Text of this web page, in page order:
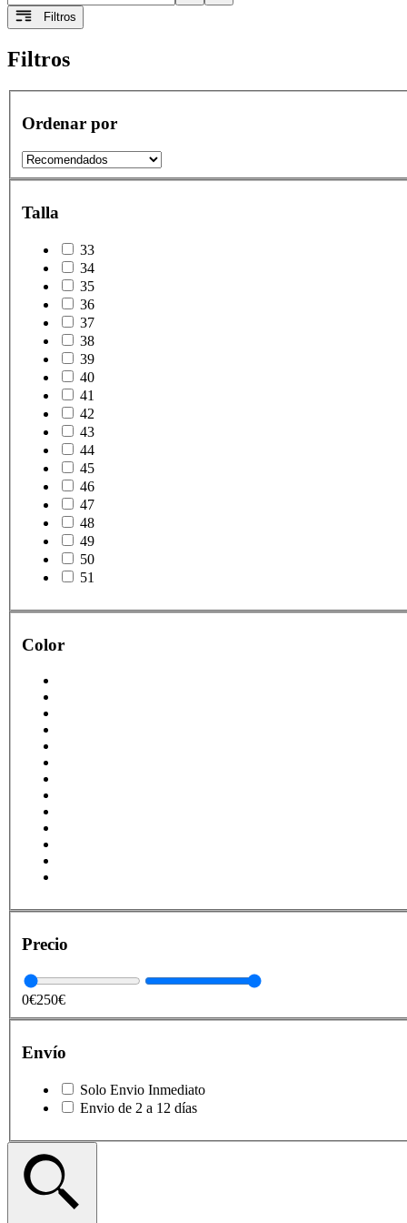
Filtros
Filtros
Ordenar por
Talla
33
34
35
36
37
38
39
40
41
42
43
44
45
46
47
48
49
50
51
Color
Precio
0€250€
Envío
Solo Envio Inmediato
Envio de 2 a 12 días